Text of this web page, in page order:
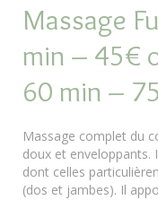
Massage
min – 45€
60 min –
Massage complet du
doux et enveloppants.
dont celles
(dos et jambes). Il